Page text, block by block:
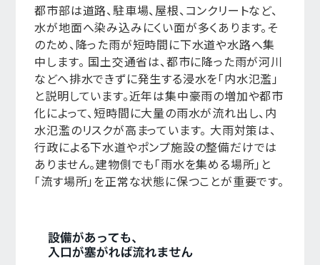
都市部は道路、駐車場、屋根、コンクリートなど、
水が地面へ染み込みにくい面が多くあります。そ
のため、降った雨が短時間に下水道や水路へ集
中します。 国土交通省は、都市に降った雨が河川
などへ排水できずに発生する浸水を「内水氾濫」
と説明しています。近年は集中豪雨の増加や都市
化によって、短時間に大量の雨水が流れ出し、内
水氾濫のリスクが高まっています。 大雨対策は、
行政による下水道やポンプ施設の整備だけでは
ありません。建物側でも「雨水を集める場所」と
「流す場所」を正常な状態に保つことが重要です。